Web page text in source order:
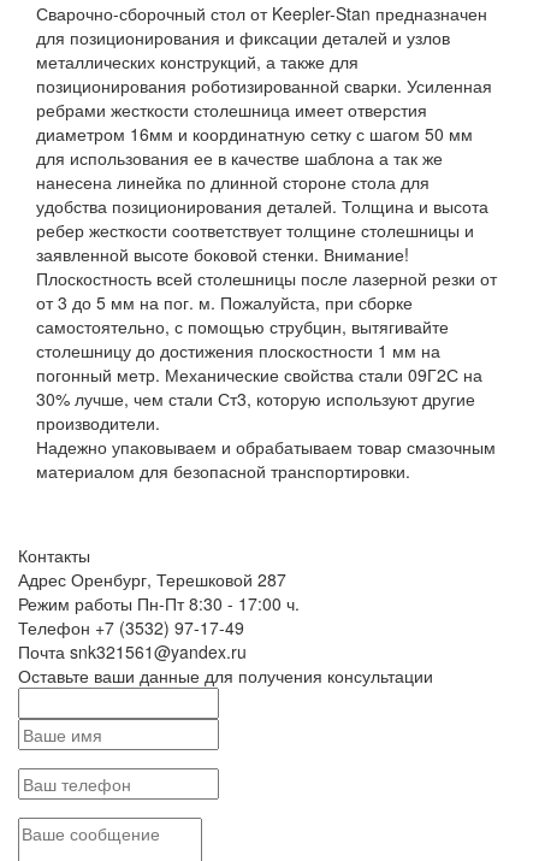
Сварочно-сборочный стол от Keepler-Stan предназначен
для позиционирования и фиксации деталей и узлов
металлических конструкций, а также для
позиционирования роботизированной сварки. Усиленная
ребрами жесткости столешница имеет отверстия
диаметром 16мм и координатную сетку с шагом 50 мм
для использования ее в качестве шаблона а так же
нанесена линейка по длинной стороне стола для
удобства позиционирования деталей. Толщина и высота
ребер жесткости соответствует толщине столешницы и
заявленной высоте боковой стенки. Внимание!
Плоскостность всей столешницы после лазерной резки от
от 3 до 5 мм на пог. м. Пожалуйста, при сборке
самостоятельно, с помощью струбцин, вытягивайте
столешницу до достижения плоскостности 1 мм на
погонный метр. Механические свойства стали 09Г2С на
30% лучше, чем стали Ст3, которую используют другие
производители.
Надежно упаковываем и обрабатываем товар смазочным
материалом для безопасной транспортировки.
Контакты
Адрес Оренбург, Терешковой 287
Режим работы Пн-Пт 8:30 - 17:00 ч.
Телефон +7 (3532) 97-17-49
Почта snk321561@yandex.ru
Оставьте ваши данные для получения консультации